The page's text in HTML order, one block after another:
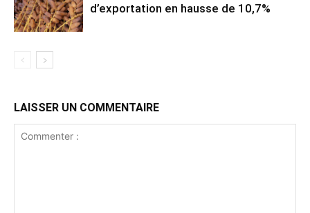
d’exportation en hausse de 10,7%
LAISSER UN COMMENTAIRE